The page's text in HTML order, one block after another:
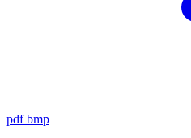
pdf bmp